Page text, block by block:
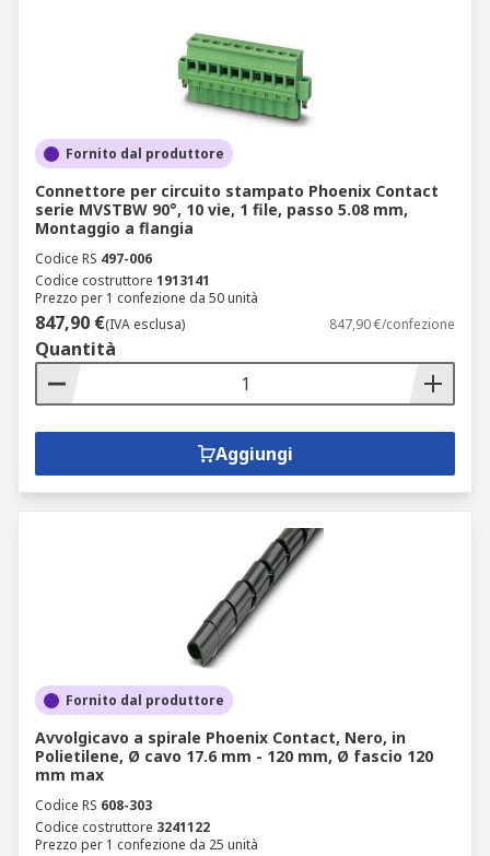
Fornito dal produttore
Connettore per circuito stampato Phoenix Contact
serie MVSTBW 90°, 10 vie, 1 file, passo 5.08 mm,
Montaggio a flangia
Codice RS 497-006
Codice costruttore 1913141
Prezzo per 1 confezione da 50 unità
847,90 €(IVA esclusa) 847,90 €/confezione
Quantità
Aggiungi
Fornito dal produttore
Avvolgicavo a spirale Phoenix Contact, Nero, in
Polietilene, Ø cavo 17.6 mm - 120 mm, Ø fascio 120
mm max
Codice RS 608-303
Codice costruttore 3241122
Prezzo per 1 confezione da 25 unità